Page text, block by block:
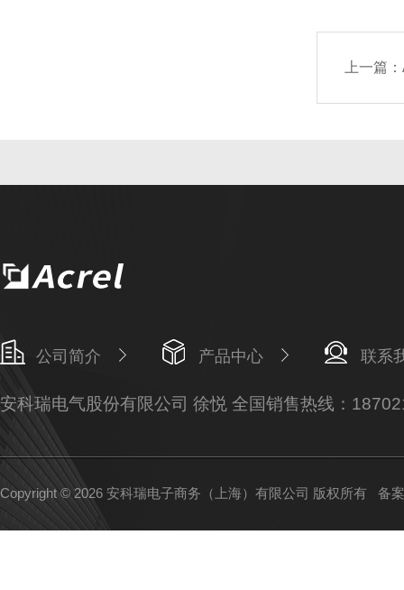
上一篇：
公司简介 产品中心 联系
安科瑞电气股份有限公司 徐悦 全国销售热线：
Copyright © 2026 安科瑞电子商务（上海）有限公司 版权所有 备